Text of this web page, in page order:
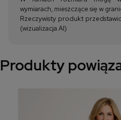
wymiarach, mieszczące się w
Rzeczywisty produkt
(wizualizacja AI)
Produkty